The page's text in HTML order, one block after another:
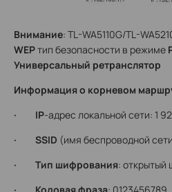
Внимание: TL-WA5110G/TL-
WEPтип безопасности в режиме
Универсальный ретранслятор
Информация о корневом
· IP-адрес локальной сети: 1
· SSID (имя беспроводной
· Тип шифрования: открытый